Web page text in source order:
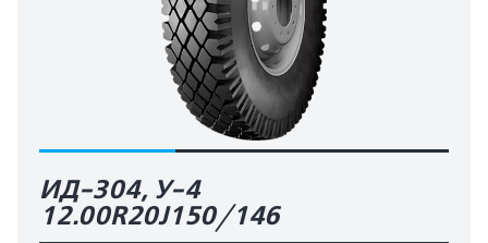
ИД-304, У-4
12.00R20J150/146